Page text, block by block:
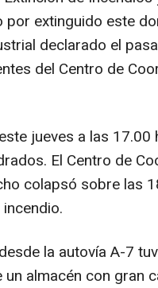
extinguido este
declarado el
del Centro de
jueves a las 17.00
El Centro de
colapsó sobre las
la autovía A-7
almacén con gran